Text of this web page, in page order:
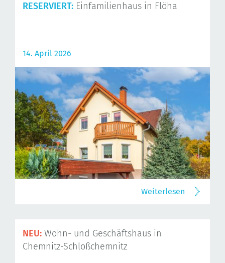
RESERVIERT: Einfamilienhaus in Flöha
14. April 2026
Weiterlesen
NEU: Wohn- und Geschäftshaus in
Chemnitz-Schloßchemnitz